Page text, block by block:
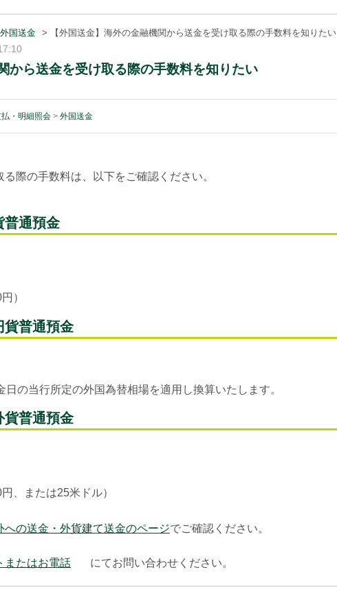
外国送金 > 【外国送金】海外の金融機関から送金を受け取る際の手数料を知りたい
から送金を受け取る際の手数料を知りたい
・明細照会 > 外国送金
際の手数料は、以下をご確認ください。
普通預金
）
貨普通預金
の当行所定の外国為替相場を適用し換算いたします。
貨普通預金
、または25米ドル）
への送金・外貨建て送金のページでご確認ください。
またはお電話 にてお問い合わせください。